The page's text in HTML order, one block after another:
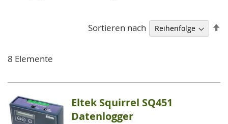
8 Elemente
Sortieren nach
Eltek Squirrel SQ451
Datenlogger